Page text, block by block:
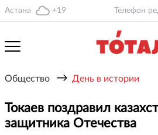
Астана +19 Телефон
Общество → День в истории
Токаев поздравил
защитника Отечества